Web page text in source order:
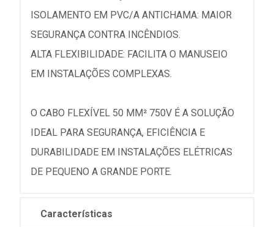
ISOLAMENTO EM PVC/A ANTICHAMA: MAIOR
SEGURANÇA CONTRA INCÊNDIOS.
ALTA FLEXIBILIDADE: FACILITA O MANUSEIO
EM INSTALAÇÕES COMPLEXAS.
O CABO FLEXÍVEL 50 MM² 750V É A SOLUÇÃO
IDEAL PARA SEGURANÇA, EFICIÊNCIA E
DURABILIDADE EM INSTALAÇÕES ELÉTRICAS
DE PEQUENO A GRANDE PORTE.
Características